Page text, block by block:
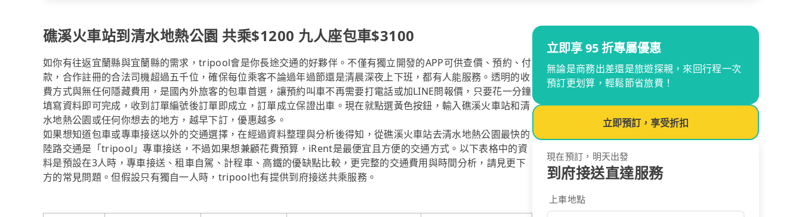
礁溪火車站到清水地熱公園 共乘$1200 九人座包車$3100
如你有往返宜蘭縣與宜蘭縣的需求，tripool會是你長途交通的好夥伴。不僅有獨立開發的APP可供查價、預約、付
款，合作註冊的合法司機超過五千位，確保每位乘客不論過年過節還是清晨深夜上下班，都有人能服務。透明的收
費方式與無任何隱藏費用，是國內外旅客的包車首選，讓預約叫車不再需要打電話或加LINE問報價，只要花一分鐘
填寫資料即可完成，收到訂單編號後訂單即成立，訂單成立保證出車。現在就點選黃色按鈕，輸入礁溪火車站和清
水地熱公園或任何你想去的地方，越早下訂，優惠越多。
如果想知道包車或專車接送以外的交通選擇，在經過資料整理與分析後得知，從礁溪火車站去清水地熱公園最快的
陸路交通是「tripool」專車接送，不過如果想兼顧花費預算，iRent是最便宜且方便的交通方式。以下表格中的資
料是預設在3人時，專車接送、租車自駕、計程車、高鐵的優缺點比較，更完整的交通費用與時間分析，請見更下
方的常見問題。但假設只有獨自一人時，tripool也有提供到府接送共乘服務。
立即享 95 折專屬優惠
無論是商務出差還是旅遊探親，來回行程一次
預訂更划算，輕鬆節省旅費！
立即預訂，享受折扣
現在預訂，明天出發
到府接送直達服務
上車地點